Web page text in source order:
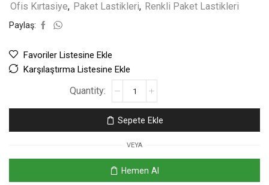
Ofis Kırtasiye, Paket Lastikleri, Renkli Paket Lastikleri
Paylaş:
Favoriler Listesine Ekle
Karşılaştırma Listesine Ekle
Sepete Ekle
VEYA
Hemen Al